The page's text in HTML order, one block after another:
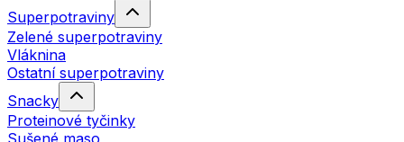
Superpotraviny
Zelené superpotraviny
Vláknina
Ostatní superpotraviny
Snacky
Proteinové tyčinky